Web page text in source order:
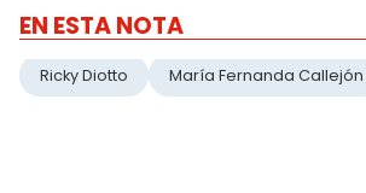
EN ESTA NOTA
Ricky Diotto María Fernanda Callejón